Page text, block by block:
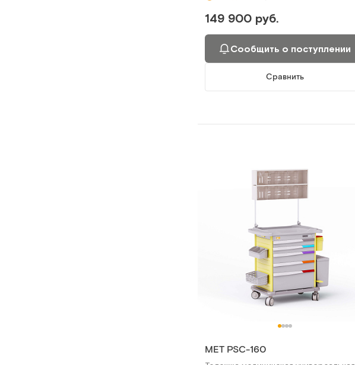
149 900 руб.
Сообщить о поступлении
Сравнить
MET PSC-160